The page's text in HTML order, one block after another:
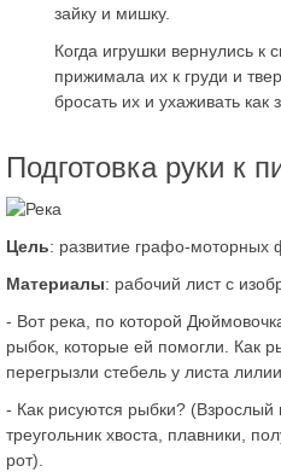
зайку и мишку.
Когда игрушки вернулись к
прижимала их к груди и
бросать их и ухаживать как
Подготовка руки к
Цель: развитие графо-моторных
Материалы: рабочий лист с
- Вот река, по которой
рыбок, которые ей помогли. Как
перегрызли стебель у листа
- Как рисуются рыбки? (Взрослый
треугольник хвоста, плавники,
рот).